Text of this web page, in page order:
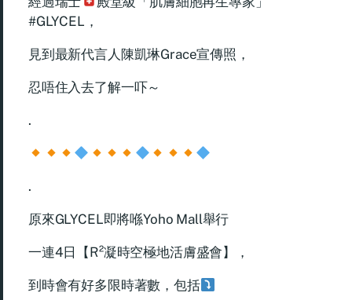
#GLYCEL，
見到最新代言人陳凱琳Grace宣傳照，
忍唔住入去了解一吓～
.
.
原來GLYCEL即將喺Yoho Mall舉行
一連4日【R²凝時空極地活膚盛會】，
到時會有好多限時著數，包括